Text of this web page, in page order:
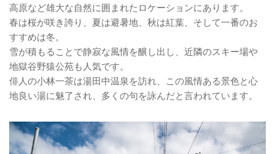
高原など雄大な自然に囲まれたロケーションにあります。
春は桜が咲き誇り、夏は避暑地、秋は紅葉、そして一番のお
すすめは冬。
雪が積もることで静寂な風情を醸し出し、近隣のスキー場や
地獄谷野猿公苑も人気です。
俳人の小林一茶は湯田中温泉を訪れ、この風情ある景色と心
地良い湯に魅了され、多くの句を詠んだと言われています。